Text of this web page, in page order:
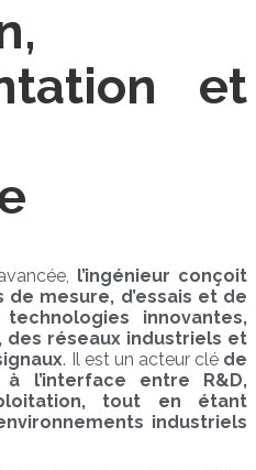
et
l’ingénieur conçoit
mesure, d’essais et de
innovantes,
réseaux industriels et
. Il est un acteur clé de
à l’interface entre R&D,
tout en étant
industriels